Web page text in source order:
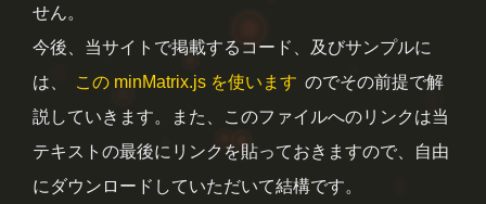
せん。
今後、当サイトで掲載するコード、及びサンプルに
は、
この minMatrix.js を使います のでその前提で解
説していきます。また、このファイルへのリンクは当
テキストの最後にリンクを貼っておきますので、自由
にダウンロードしていただいて結構です。